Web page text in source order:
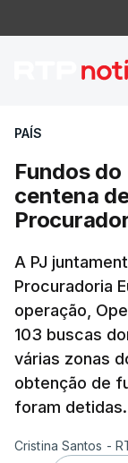
PAÍS
Fundos do
centena
A PJ
Procuradoria
operação,
103 buscas
várias zonas
obtenção de
foram detidas.
Cristina Santos -